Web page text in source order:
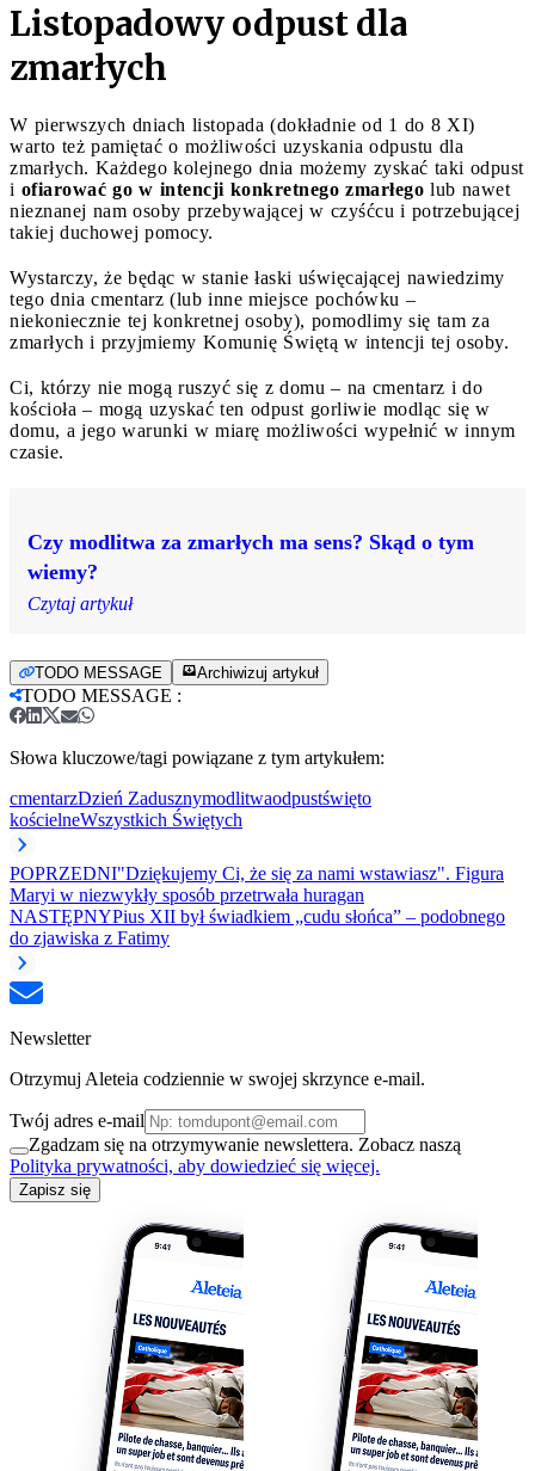
Listopadowy odpust dla
zmarłych
W pierwszych dniach listopada (dokładnie od 1 do 8 XI)
warto też pamiętać o możliwości uzyskania odpustu dla
zmarłych. Każdego kolejnego dnia możemy zyskać taki odpust
i ofiarować go w intencji konkretnego zmarłego lub nawet
nieznanej nam osoby przebywającej w czyśćcu i potrzebującej
takiej duchowej pomocy.
Wystarczy, że będąc w stanie łaski uświęcającej nawiedzimy
tego dnia cmentarz (lub inne miejsce pochówku –
niekoniecznie tej konkretnej osoby), pomodlimy się tam za
zmarłych i przyjmiemy Komunię Świętą w intencji tej osoby.
Ci, którzy nie mogą ruszyć się z domu – na cmentarz i do
kościoła – mogą uzyskać ten odpust gorliwie modląc się w
domu, a jego warunki w miarę możliwości wypełnić w innym
czasie.
Czy modlitwa za zmarłych ma sens? Skąd o tym
wiemy?
Czytaj artykuł
TODO MESSAGE Archiwizuj artykuł
TODO MESSAGE :
Słowa kluczowe/tagi powiązane z tym artykułem:
cmentarzDzień Zadusznymodlitwaodpustświęto
kościelneWszystkich Świętych
POPRZEDNI"Dziękujemy Ci, że się za nami wstawiasz". Figura
Maryi w niezwykły sposób przetrwała huragan
NASTĘPNYPius XII był świadkiem „cudu słońca” – podobnego
do zjawiska z Fatimy
Newsletter
Otrzymuj Aleteia codziennie w swojej skrzynce e-mail.
Twój adres e-mail
Zgadzam się na otrzymywanie newslettera. Zobacz naszą
Polityka prywatności, aby dowiedzieć się więcej.
Zapisz się